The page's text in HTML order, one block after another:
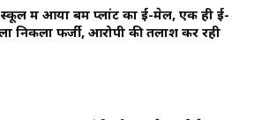
में आया बम प्लांट का ई-मेल, एक ही ई-
फर्जी, आरोपी की तलाश कर रही